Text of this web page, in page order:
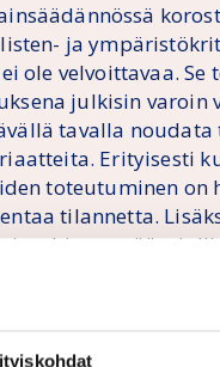
ja
ole velvoittavaa. Se
julkisin varoin
tavalla noudata
Erityisesti
toteutuminen on
tilannetta.
hintaa